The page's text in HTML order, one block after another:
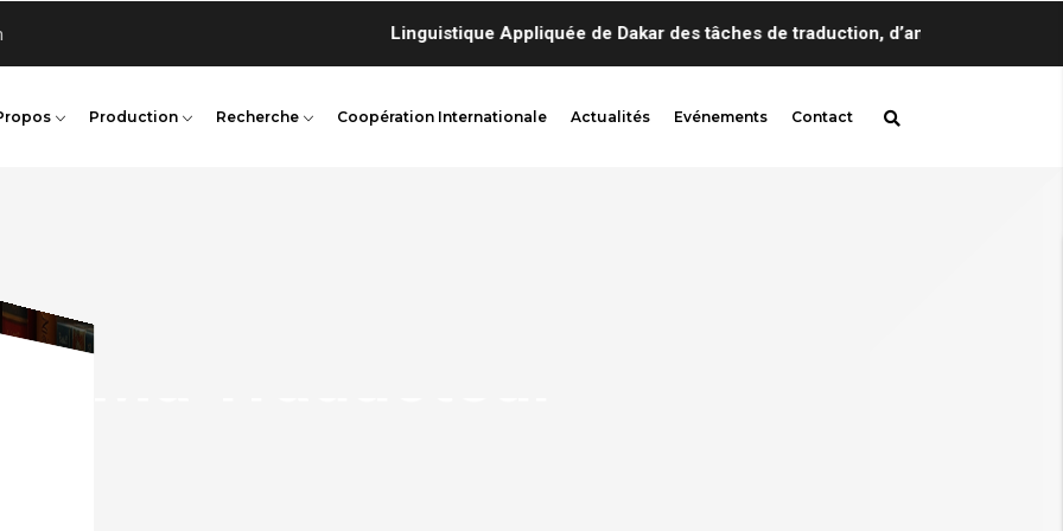
au sein de Centre de Linguistique Appliquée de Dakar des tâches de traduction, d’annotation, de localisation et de
Production Recherche Coopération Internationale Actualités Evénements Contact